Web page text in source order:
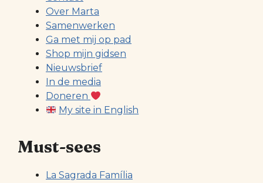
Over Marta
Samenwerken
Ga met mij op pad
Shop mijn gidsen
Nieuwsbrief
In de media
Doneren
My site in English
Must-sees
La Sagrada Família